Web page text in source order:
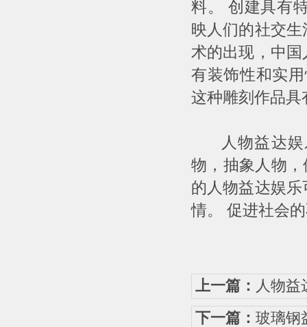
料。 创建具有
映人们的社交
术的出现，中
有装饰性和实
这种雕刻作品
人物益达娱
物，抽象人物
的人物益达娱
情。 促进社会
上一篇： 人物益
下一篇： 玻璃钢